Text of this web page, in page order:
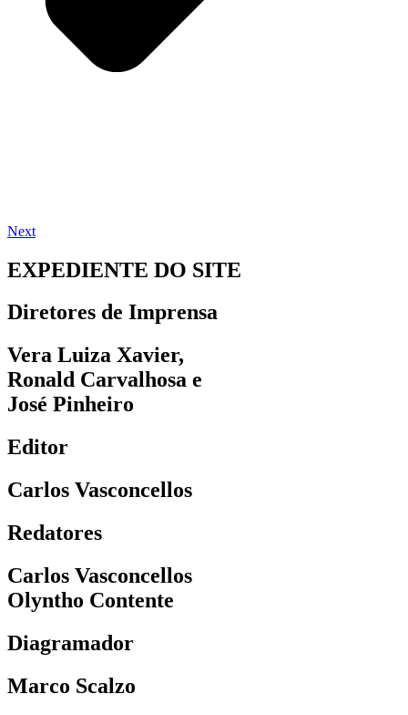
Next
EXPEDIENTE DO SITE
Diretores de Imprensa
Vera Luiza Xavier,
Ronald Carvalhosa e
José Pinheiro
Editor
Carlos Vasconcellos
Redatores
Carlos Vasconcellos
Olyntho Contente
Diagramador
Marco Scalzo